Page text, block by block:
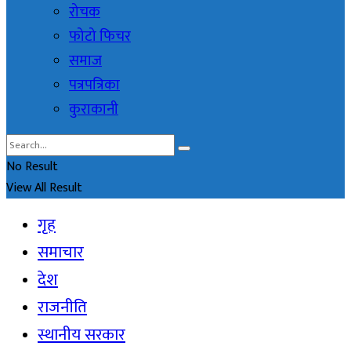
रोचक
फोटो फिचर
समाज
पत्रपत्रिका
कुराकानी
No Result
View All Result
गृह
समाचार
देश
राजनीति
स्थानीय सरकार